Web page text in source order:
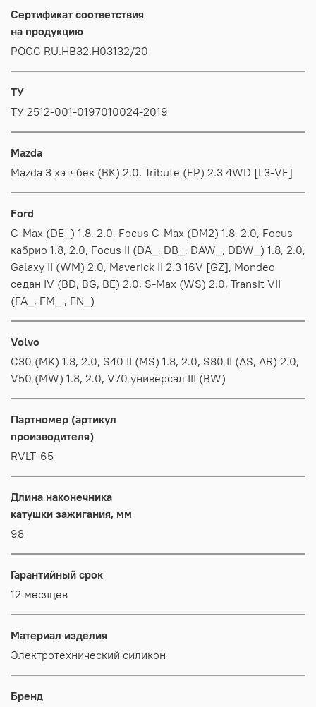
Сертификат соответствия
на продукцию
РОСС RU.HB32.H03132/20
ТУ
ТУ 2512-001-0197010024-2019
Mazda
Mazda 3 хэтчбек (BK) 2.0, Tribute (EP) 2.3 4WD [L3-VE]
Ford
C-Max (DE_) 1.8, 2.0, Focus C-Max (DM2) 1.8, 2.0, Focus
кабрио 1.8, 2.0, Focus II (DA_, DB_, DAW_, DBW_) 1.8, 2.0,
Galaxy II (WM) 2.0, Maverick II 2.3 16V [GZ], Mondeo
седан IV (BD, BG, BE) 2.0, S-Max (WS) 2.0, Transit VII
(FA_, FM_ , FN_)
Volvo
C30 (MK) 1.8, 2.0, S40 II (MS) 1.8, 2.0, S80 II (AS, AR) 2.0,
V50 (MW) 1.8, 2.0, V70 универсал III (BW)
Партномер (артикул
производителя)
RVLT-65
Длина наконечника
катушки зажигания, мм
98
Гарантийный срок
12 месяцев
Материал изделия
Электротехнический силикон
Бренд